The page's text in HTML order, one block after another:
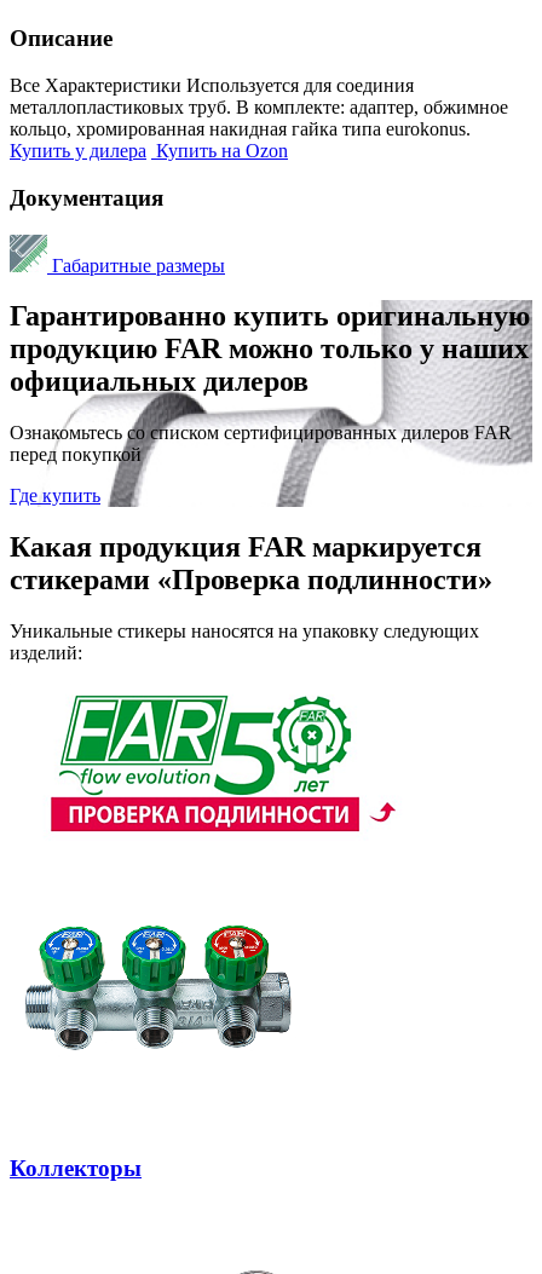
Описание
Все Характеристики Используется для соединия
металлопластиковых труб. В комплекте: адаптер, обжимное
кольцо, хромированная накидная гайка типа eurokonus.
Купить у дилера Купить на Ozon
Документация
Габаритные размеры
Гарантированно купить оригинальную
продукцию FAR можно только у наших
официальных дилеров
Ознакомьтесь со списком сертифицированных дилеров FAR
перед покупкой
Где купить
Какая продукция FAR маркируется
стикерами «Проверка подлинности»
Уникальные стикеры наносятся на упаковку следующих
изделий:
Коллекторы